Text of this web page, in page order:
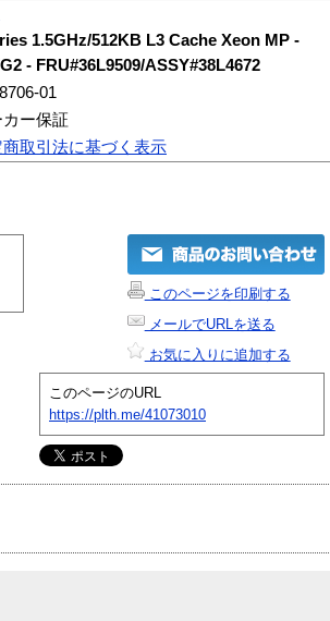
1.5GHz/512KB L3 Cache Xeon MP -
- FRU#36L9509/ASSY#38L4672
01
カー保証
商取引法に基づく表示
このページを印刷する
メールでURLを送る
お気に入りに追加する
このページのURL
https://plth.me/41073010